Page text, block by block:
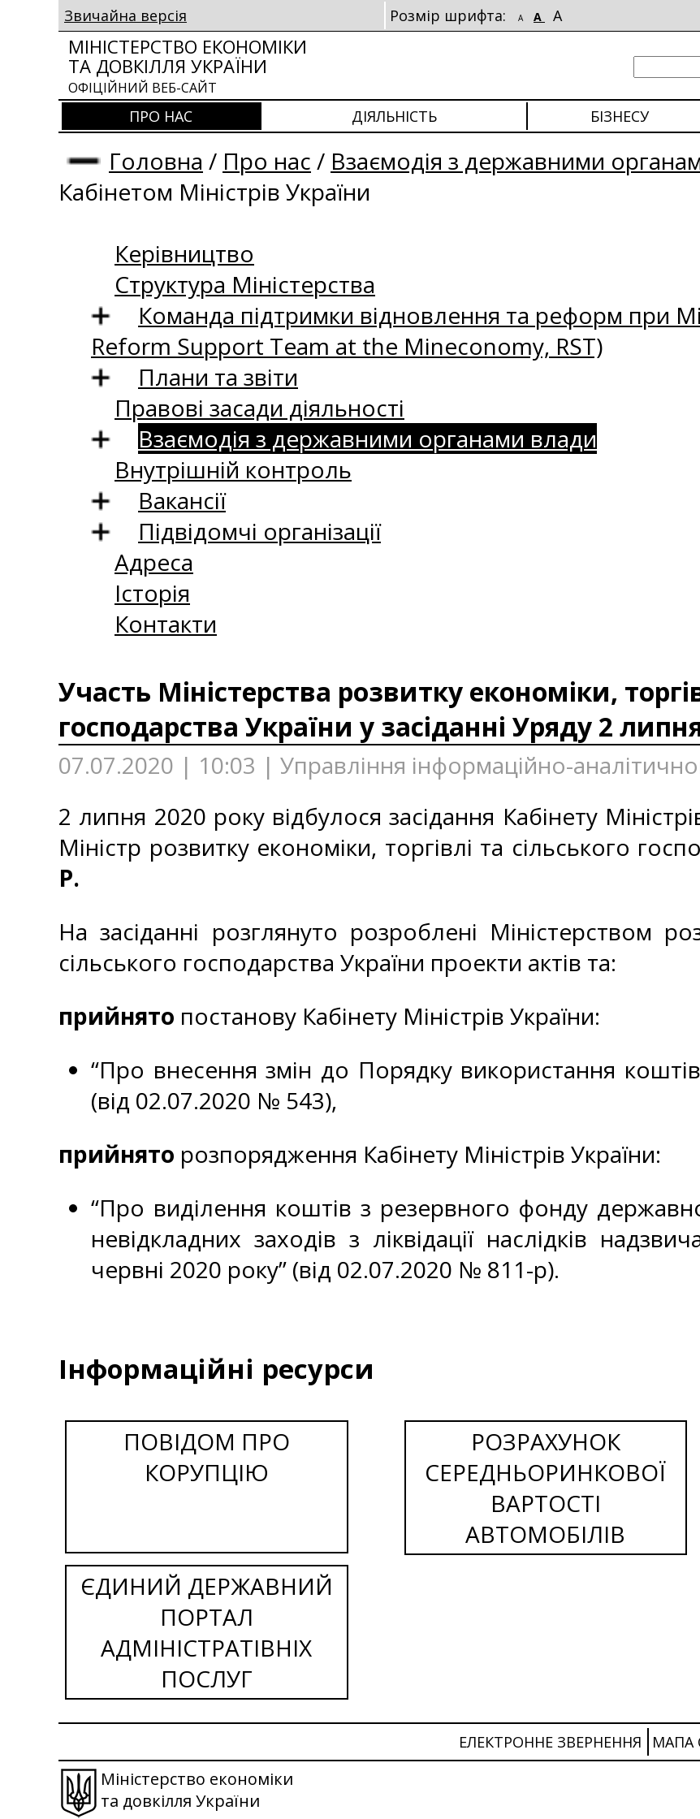
Звичайна версія Розмір шрифта: A A A
МІНІСТЕРСТВО ЕКОНОМІКИ
ТА ДОВКІЛЛЯ УКРАЇНИ
ОФІЦІЙНИЙ ВЕБ-САЙТ
ПРО НАС ДІЯЛЬНІСТЬ БІЗНЕСУ
Головна / Про нас / Взаємодія з державними
Кабінетом Міністрів України
Керівництво
Структура Міністерства
Команда підтримки відновлення та реформ при
Reform Support Team at the Mineconomy, RST)
Плани та звіти
Правові засади діяльності
Взаємодія з державними органами влади
Внутрішній контроль
Вакансії
Підвідомчі організації
Адреса
Історія
Контакти
Участь Міністерства розвитку економіки,
господарства України у засіданні Уряду 2
07.07.2020 | 10:03 | Управління інформаційно-
2 липня 2020 року відбулося засідання Кабінету
Міністр розвитку економіки, торгівлі та сільського
Р.
На засіданні розглянуто розроблені Міністерством
сільського господарства України проекти актів та:
прийнято постанову Кабінету Міністрів України:
“Про внесення змін до Порядку використання
(від 02.07.2020 № 543),
прийнято розпорядження Кабінету Міністрів України:
“Про виділення коштів з резервного фонду
невідкладних заходів з ліквідації наслідків
червні 2020 року” (від 02.07.2020 № 811-р).
Інформаційні ресурси
ПОВІДОМ ПРО
КОРУПЦІЮ
РОЗРАХУНОК
СЕРЕДНЬОРИНКОВОЇ
ВАРТОСТІ
АВТОМОБІЛІВ
ЄДИНИЙ ДЕРЖАВНИЙ
ПОРТАЛ
АДМІНІСТРАТІВНІХ
ПОСЛУГ
ЕЛЕКТРОННЕ ЗВЕРНЕННЯ МАПА
Міністерство економіки
та довкілля України